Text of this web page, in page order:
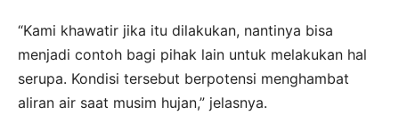
“Kami khawatir jika itu dilakukan, nantinya bisa
menjadi contoh bagi pihak lain untuk melakukan hal
serupa. Kondisi tersebut berpotensi menghambat
aliran air saat musim hujan,” jelasnya.